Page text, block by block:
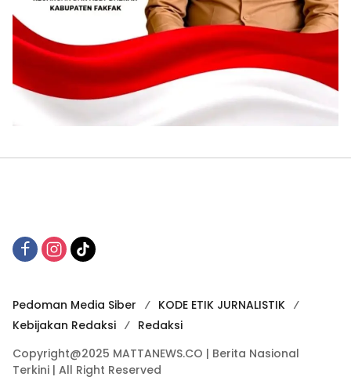
Pedoman Media Siber
KODE ETIK JURNALISTIK
Kebijakan Redaksi
Redaksi
Copyright@2025 MATTANEWS.CO | Berita Nasional
Terkini | All Right Reserved